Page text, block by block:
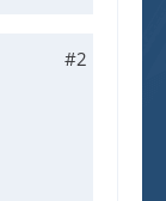
#2